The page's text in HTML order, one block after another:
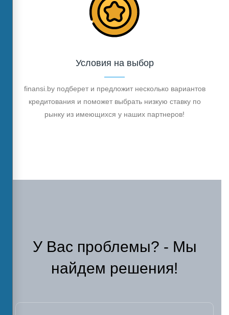
Условия на выбор
finansi.by подберет и предложит несколько вариантов
кредитования и поможет выбрать низкую ставку по
рынку из имеющихся у наших партнеров!
У Вас проблемы? - Мы
найдем решения!